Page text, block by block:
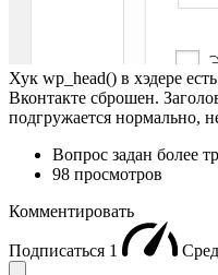
Хук wp_head() в хэдере
Вконтакте сброшен.
подгружается нормально,
Вопрос задан более
98 просмотров
Комментировать
Подписаться 1